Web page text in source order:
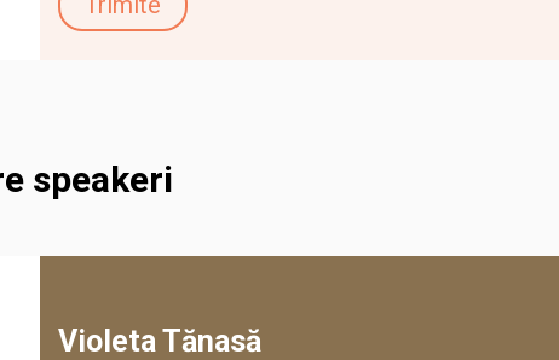
speakeri
Violeta Tănasă